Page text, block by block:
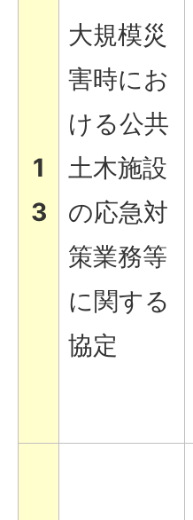
1
3
大規模災
害時にお
ける公共
土木施設
の応急対
策業務等
に関する
協定